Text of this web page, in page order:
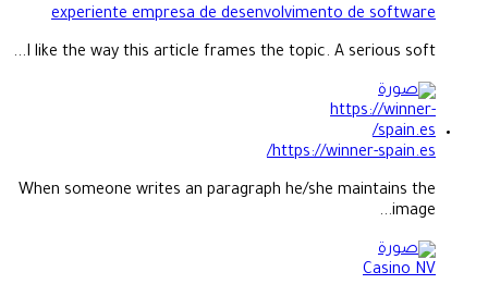
experiente empresa de desenvolvimento de software
I like the way this article frames the topic. A serious soft...
https://winner-spain.es/
When someone writes an paragraph he/she maintains the
image...